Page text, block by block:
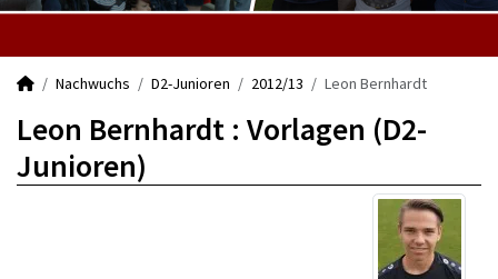
Nachwuchs D2-Junioren 2012/13 Leon Bernhardt
Leon Bernhardt : Vorlagen (D2-
Junioren)